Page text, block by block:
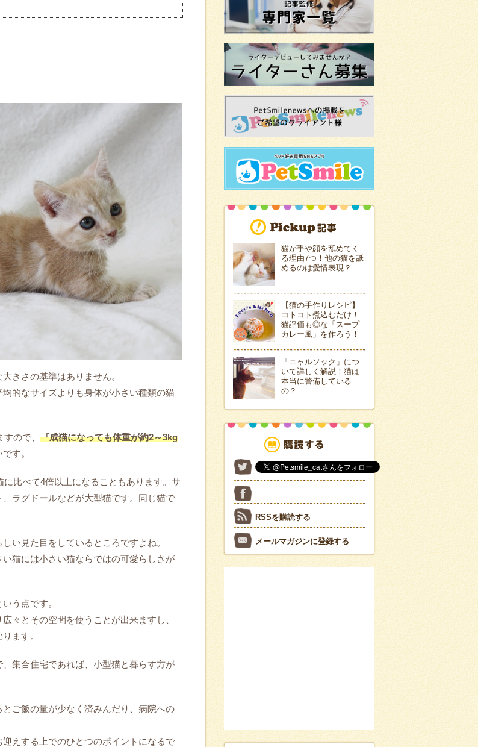
きさの基準はありません。
的なサイズよりも身体が小さい種類の猫
ので、 『成猫になっても体重が約2～3kg
す。
比べて4倍以上になることもあります。サ
ラグドールなどが大型猫です。同じ猫で
い見た目をしているところですよね。
猫には小さい猫ならではの可愛らしさが
いう点です。
々とその空間を使うことが出来ますし、
ます。
集合住宅であれば、小型猫と暮らす方が
ご飯の量が少なく済みんだり、病院への
えする上でのひとつのポイントになるで
猫が手や顔を舐めてく
る理由7つ！他の猫を舐
めるのは愛情表現？
【猫の手作りレシピ】
コトコト煮込むだけ！
猫評価も◎な「スープ
カレー風」を作ろう！
「ニャルソック」につ
いて詳しく解説！猫は
本当に警備している
の？
RSSを購読する
メールマガジンに登録する